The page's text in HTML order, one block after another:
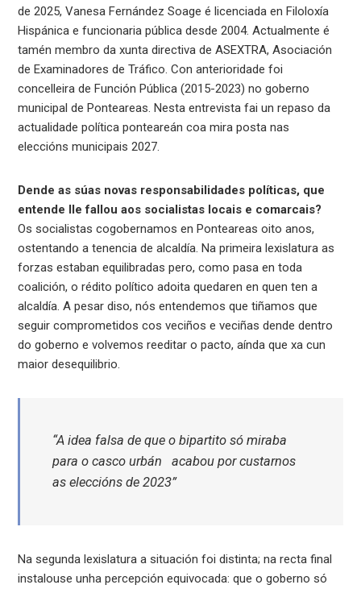
de 2025, Vanesa Fernández Soage é licenciada en Filoloxía
Hispánica e funcionaria pública desde 2004. Actualmente é
tamén membro da xunta directiva de ASEXTRA, Asociación
de Examinadores de Tráfico. Con anterioridade foi
concelleira de Función Pública (2015-2023) no goberno
municipal de Ponteareas. Nesta entrevista fai un repaso da
actualidade política ponteareán coa mira posta nas
eleccións municipais 2027.
Dende as súas novas responsabilidades políticas, que
entende lle fallou aos socialistas locais e comarcais?
Os socialistas cogobernamos en Ponteareas oito anos,
ostentando a tenencia de alcaldía. Na primeira lexislatura as
forzas estaban equilibradas pero, como pasa en toda
coalición, o rédito político adoita quedaren en quen ten a
alcaldía. A pesar diso, nós entendemos que tiñamos que
seguir comprometidos cos veciños e veciñas dende dentro
do goberno e volvemos reeditar o pacto, aínda que xa cun
maior desequilibrio.
“A idea falsa de que o bipartito só miraba
para o casco urbán acabou por custarnos
as eleccións de 2023”
Na segunda lexislatura a situación foi distinta; na recta final
instalouse unha percepción equivocada: que o goberno só